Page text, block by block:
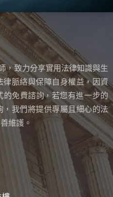
服務範
圍 ：事
前諮
詢、代
筆遺
囑、提
供遺囑
過程錄
影光碟
委託費
用 ：
20000~
30000
元，視
，致力分享實用法律知識與生
脈絡與保障自身權益，因資
的免費諮詢， 若您有進一步的
我們將提供專屬且細心的法
維護。